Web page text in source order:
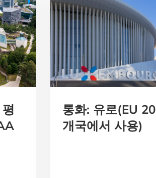
통화: 유로(EU 20
개국에서 사용)